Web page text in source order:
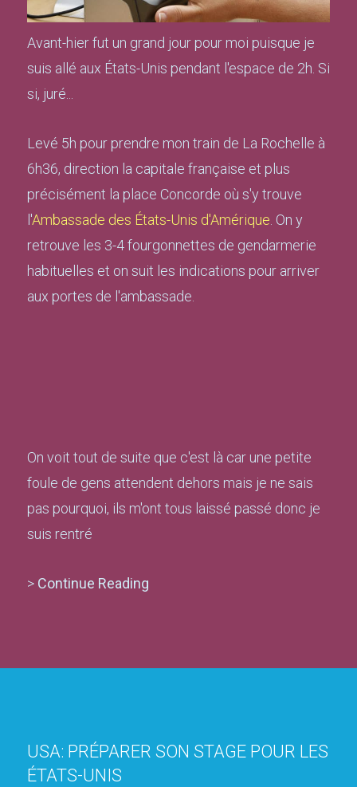
Avant-hier fut un grand jour pour moi puisque je
suis allé aux États-Unis pendant l'espace de 2h. Si
si, juré...
Levé 5h pour prendre mon train de La Rochelle à
6h36, direction la capitale française et plus
précisément la place Concorde où s'y trouve
l'Ambassade des États-Unis d'Amérique . On y
retrouve les 3-4 fourgonnettes de gendarmerie
habituelles et on suit les indications pour arriver
aux portes de l'ambassade.
On voit tout de suite que c'est là car une petite
foule de gens attendent dehors mais je ne sais
pas pourquoi, ils m'ont tous laissé passé donc je
suis rentré
> Continue Reading
USA: PRÉPARER SON STAGE POUR LES
ÉTATS-UNIS